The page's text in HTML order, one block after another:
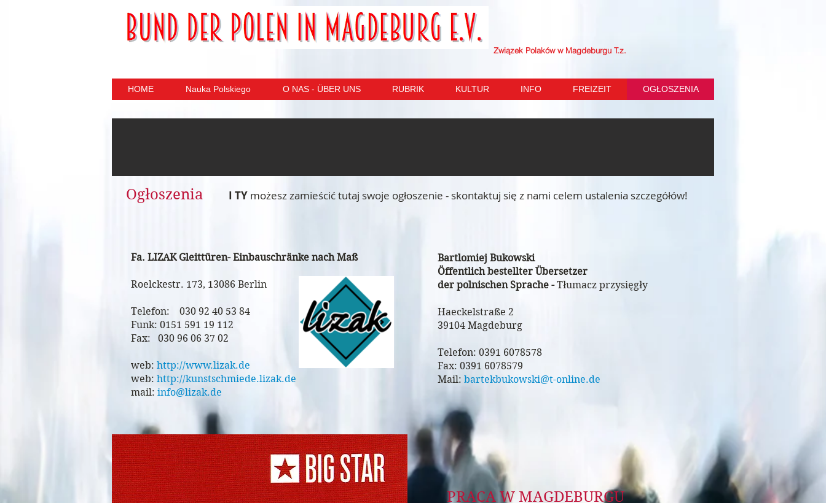
Związek Polaków w Magdeburgu T.z.
HOME Nauka Polskiego O NAS - ÜBER UNS RUBRIK KULTUR INFO FREIZEIT OGŁOSZENIA
Ogłoszenia I TY możesz zamieścić tutaj swoje ogłoszenie - skontaktuj się z nami celem ustalenia szczegółów!
Fa. LIZAK Gleittüren- Einbauschränke nach Maß
Roelckestr. 173, 13086 Berlin
Telefon: 030 92 40 53 84
Funk: 0151 591 19 112
Fax: 030 96 06 37 02
web: http://www.lizak.de
web: http://kunstschmiede.lizak.de
mail: info@lizak.de
Bartlomiej Bukowski
Öffentlich bestellter Übersetzer
der polnischen Sprache -Tłumacz przysięgły
Haeckelstraße 2
39104 Magdeburg
Telefon: 0391 6078578
Fax: 0391 6078579
Mail: bartekbukowski@t-online.de
PRACA W MAGDEBURGU